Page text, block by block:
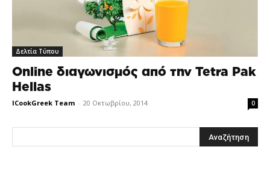
Δελτία Τύπου
Online διαγωνισμός από την Tetra Pak
Hellas
ICookGreek Team - 20 Οκτωβρίου, 2014 0